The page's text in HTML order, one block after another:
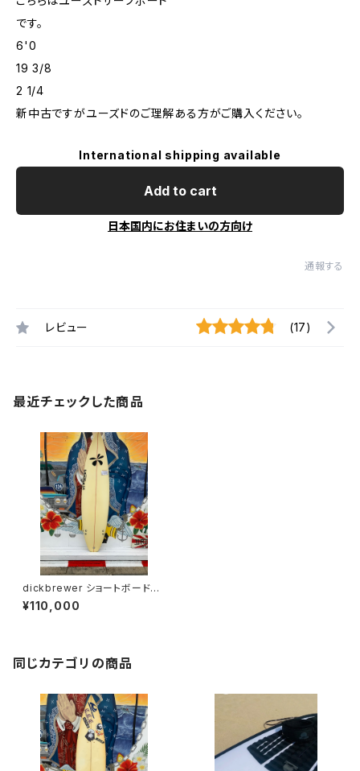
です。
6'0
19 3/8
2 1/4
新中古ですがユーズドのご理解ある方がご購入ください。
International shipping available
Add to cart
日本国内にお住まいの方向け
通報する
レビュー (17)
最近チェックした商品
dickbrewer ショートボード
新中古 展示品 本人シェイプ
¥110,000
同じカテゴリの商品